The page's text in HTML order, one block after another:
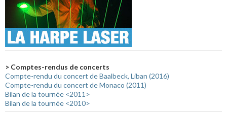
> Comptes-rendus de concerts
Compte-rendu du concert de Baalbeck, Liban (2016)
Compte-rendu du concert de Monaco (2011)
Bilan de la tournée <2011>
Bilan de la tournée <2010>